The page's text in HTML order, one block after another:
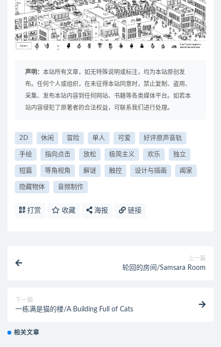
声明： 本站所有文章，如无特殊说明或标注，均为本站原创发
布。任何个人或组织，在未征得本站同意时，禁止复制、盗用、
采集、发布本站内容到任何网站、书籍等各类媒体平台。如若本
站内容侵犯了原著者的合法权益，可联系我们进行处理。
2D 休闲 冒险 单人 可爱 好评原声音轨
手绘 指向点击 放松 极简主义 欢乐 独立
短篇 等角视角 解谜 触控 设计与插画 阖家
隐藏物体 音频制作
打赏 收藏 海报 链接
上一篇
轮回的房间/Samsara Room
下一篇
一栋满是猫的楼/A Building Full of Cats
相关文章